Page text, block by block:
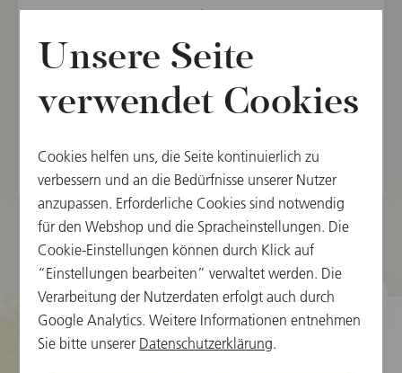
Violine
MITGLIED
Orchester der Wiener Staatsoper, 1981
Unsere Seite
verwendet Cookies
Cookies helfen uns, die Seite kontinuierlich zu
verbessern und an die Bedürfnisse unserer Nutzer
anzupassen. Erforderliche Cookies sind notwendig
für den Webshop und die Spracheinstellungen. Die
Cookie-Einstellungen können durch Klick auf
“Einstellungen bearbeiten” verwaltet werden. Die
Verarbeitung der Nutzerdaten erfolgt auch durch
Google Analytics. Weitere Informationen entnehmen
Sie bitte unserer Datenschutzerklärung.